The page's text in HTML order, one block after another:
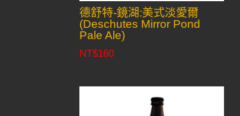
德舒特-鏡湖:美式淡愛爾
(Deschutes Mirror Pond
Pale Ale)
NT$160